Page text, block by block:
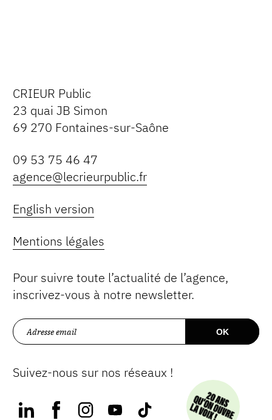
CRIEUR Public
23 quai JB Simon
69 270 Fontaines-sur-Saône
09 53 75 46 47
agence@lecrieurpublic.fr
English version
Mentions légales
Pour suivre toute l’actualité de l’agence,
inscrivez-vous à notre newsletter.
Suivez-nous sur nos réseaux !